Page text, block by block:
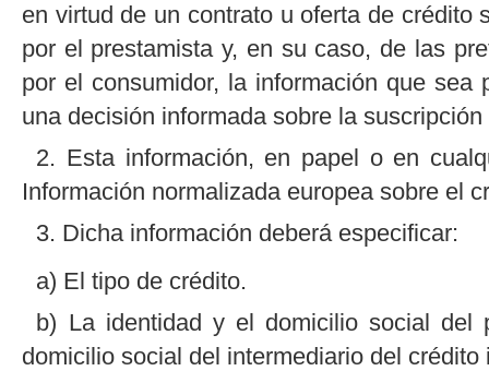
en virtud de un contrato u oferta de
por el prestamista y, en su caso, de las
por el consumidor, la información que
una decisión informada sobre la
2. Esta información, en papel o en
Información normalizada europea sobre el
3. Dicha información deberá especificar:
a) El tipo de crédito.
b) La identidad y el domicilio social
domicilio social del intermediario del crédito